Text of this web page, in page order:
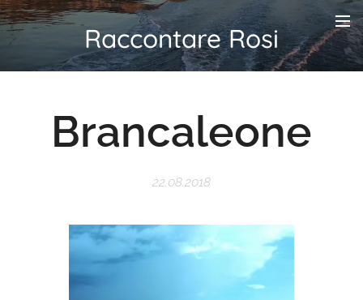
Raccontare Rosi
Brancaleone
22.08.2018